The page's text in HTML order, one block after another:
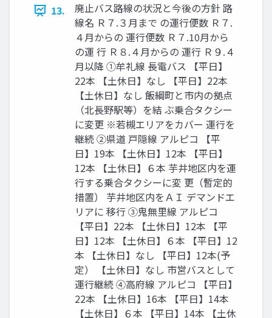
13.
廃止バス路線の状況と今後の方針 路
線名 Ｒ７.３月まで の運行便数 Ｒ７.
４月からの 運行便数 Ｒ７.10月から
の運 行 Ｒ８.４月からの 運行 Ｒ９.４
月以降 ①牟礼線 長電バス 【平日】
22本 【土休日】なし 【平日】22本
【土休日】なし 飯綱町と市内の拠点
（北長野駅等）を結 ぶ乗合タクシー
に変更 ※若槻エリアをカバー 運行を
継続 ②県道 戸隠線 アルピコ 【平
日】19本 【土休日】12本 【平日】
12本 【土休日】６本 芋井地区内を運
行する乗合タクシーに変 更（暫定的
措置） 芋井地区内をＡＩ デマンドエ
リアに 移行 ③鬼無里線 アルピコ
【平日】22本 【土休日】12本 【平
日】12本 【土休日】６本 【平日】12
本 【土休日】なし 【平日】12本(予
定） 【土休日】なし 市営バスとして
運行継続 ④高府線 アルピコ 【平日】
22本 【土休日】16本 【平日】14本
【土休日】６本 【平日】14本 【土休